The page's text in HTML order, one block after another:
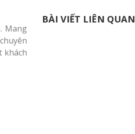
Mang
khách
BÀI VIẾT LIÊN QUAN